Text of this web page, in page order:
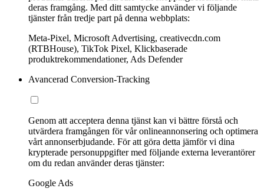
deras framgång. Med ditt samtycke använder vi följande
tjänster från tredje part på denna webbplats:
Meta-Pixel, Microsoft Advertising, creativecdn.com
(RTBHouse), TikTok Pixel, Klickbaserade
produktrekommendationer, Ads Defender
Avancerad Conversion-Tracking
Genom att acceptera denna tjänst kan vi bättre förstå och
utvärdera framgången för vår onlineannonsering och optimera
vårt annonserbjudande. För att göra detta jämför vi dina
krypterade personuppgifter med följande externa leverantörer
om du redan använder deras tjänster:
Google Ads